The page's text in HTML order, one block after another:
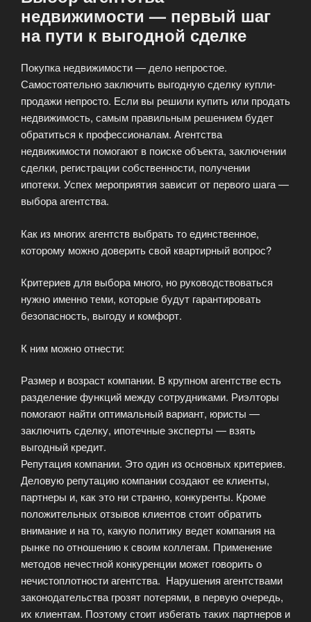
недвижимости — первый шаг
на пути к выгодной сделке
Покупка недвижимости — дело непростое.
Самостоятельно заключить выгодную сделку купли-
продажи непросто. Если вы решили купить или продать
недвижимость, самым правильным решением будет
обратиться к профессионалам. Агентства
недвижимости помогают в поиске объекта, заключении
сделки, регистрации собственности, получении
ипотеки. Успех мероприятия зависит от первого шага —
выбора агентства.
Как из многих агентств выбрать то единственное,
которому можно доверить свой квартирный вопрос?
Критериев для выбора много, но руководствоваться
нужно именно теми, которые будут гарантировать
безопасность, выгоду и комфорт.
К ним можно отнести:
Размер и возраст компании. В крупном агентстве есть
разделение функций между сотрудниками. Риэлторы
помогают найти оптимальный вариант, юристы —
заключить сделку, ипотечные эксперты — взять
выгодный кредит.
Репутация компании. Это один из основных критериев.
Деловую репутацию компании создают ее клиенты,
партнеры и, как это ни странно, конкуренты. Кроме
положительных отзывов клиентов стоит обратить
внимание и на то, какую политику ведет компания на
рынке по отношению к своим коллегам. Применение
методов нечестной конкуренции может говорить о
нечистоплотности агентства. Нарушения агентствами
законодательства грозят потерями, в первую очередь,
их клиентам. Поэтому стоит избегать таких партнеров и